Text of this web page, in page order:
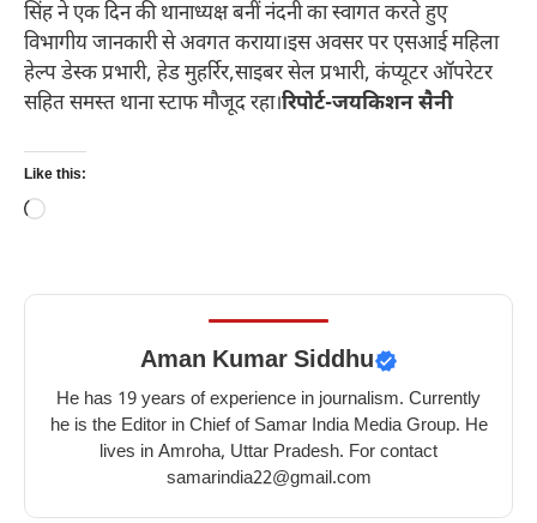
सिंह ने एक दिन की थानाध्यक्ष बनीं नंदनी का स्वागत करते हुए
विभागीय जानकारी से अवगत कराया।इस अवसर पर एसआई महिला
हेल्प डेस्क प्रभारी, हेड मुहर्रिर,साइबर सेल प्रभारी, कंप्यूटर ऑपरेटर
सहित समस्त थाना स्टाफ मौजूद रहा।रिपोर्ट-जयकिशन सैनी
Like this:
Loading…
Aman Kumar Siddhu
He has 19 years of experience in journalism. Currently
he is the Editor in Chief of Samar India Media Group. He
lives in Amroha, Uttar Pradesh. For contact
samarindia22@gmail.com